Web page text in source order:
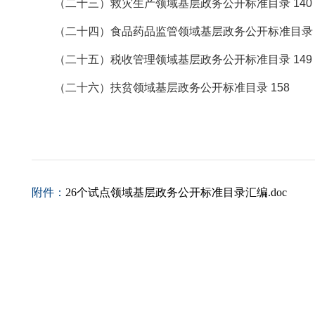
（二十三）救灾生产领域基层政务公开标准目录 140
（二十四）食品药品监管领域基层政务公开标准目
（二十五）税收管理领域基层政务公开标准目录 149
（二十六）扶贫领域基层政务公开标准目录 158
附件： 26个试点领域基层政务公开标准目录汇编.doc